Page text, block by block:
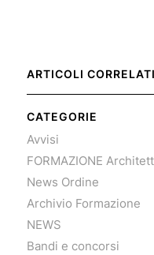
ARTICOLI CORRELATI
CATEGORIE
Avvisi
FORMAZIONE
News Ordine
Archivio Formazione
NEWS
Bandi e concorsi